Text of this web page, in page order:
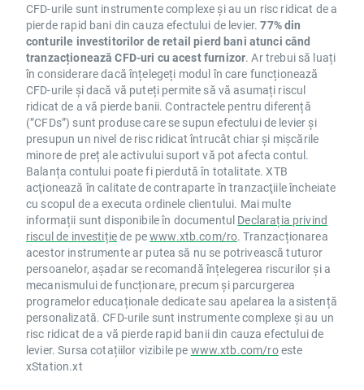
CFD-urile sunt instrumente complexe și au un risc ridicat de a
pierde rapid bani din cauza efectului de levier.77% din
conturile investitorilor de retail pierd bani atunci când
tranzacționează CFD-uri cu acest furnizor. Ar trebui să luați
în considerare dacă înțelegeți modul în care funcționează
CFD-urile și dacă vă puteți permite să vă asumați riscul
ridicat de a vă pierde banii. Contractele pentru diferență
(”CFDs”) sunt produse care se supun efectului de levier și
presupun un nivel de risc ridicat întrucât chiar și mișcările
minore de preț ale activului suport vă pot afecta contul.
Balanța contului poate fi pierdută în totalitate. XTB
acţionează în calitate de contraparte în tranzacţiile încheiate
cu scopul de a executa ordinele clientului. Mai multe
informații sunt disponibile în documentul Declarația privind
riscul de investițiede pewww.xtb.com/ro. Tranzacționarea
acestor instrumente ar putea să nu se potrivească tuturor
persoanelor, așadar se recomandă înțelegerea riscurilor și a
mecanismului de funcționare, precum și parcurgerea
programelor educaționale dedicate sau apelarea la asistență
personalizată. CFD-urile sunt instrumente complexe și au un
risc ridicat de a vă pierde rapid banii din cauza efectului de
levier. Sursa cotațiilor vizibile pe www.xtb.com/roeste
xStation.xt